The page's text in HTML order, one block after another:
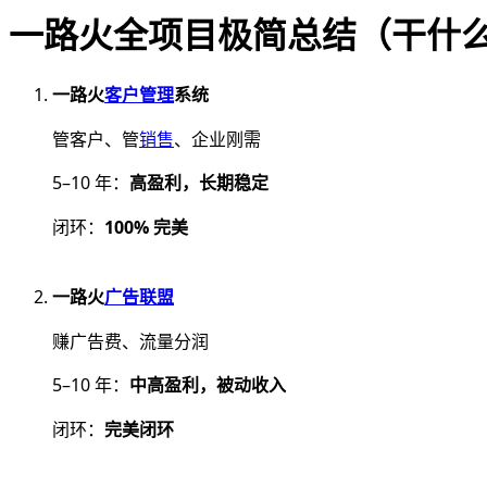
一路火全项目极简总结（干什
一路火客户管理系统
管客户、管销售、企业刚需
5–10 年： 高盈利，长期稳定
闭环： 100% 完美
一路火广告联盟
赚广告费、流量分润
5–10 年： 中高盈利，被动收入
闭环： 完美闭环